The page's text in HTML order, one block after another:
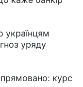
українцям
уряду
курс